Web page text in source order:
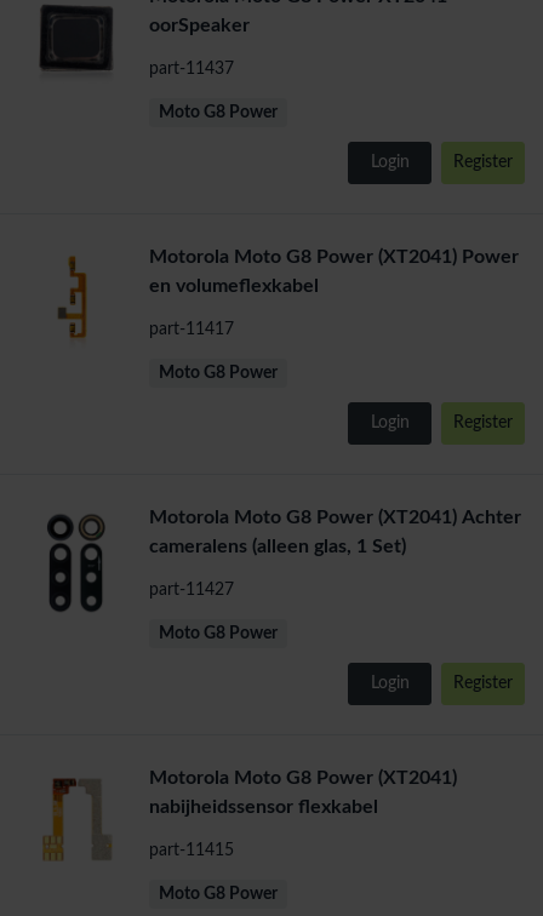
oorSpeaker
part-11437
Moto G8 Power
Login Register
Motorola Moto G8 Power (XT2041) Power
en volumeflexkabel
part-11417
Moto G8 Power
Login Register
Motorola Moto G8 Power (XT2041) Achter
cameralens (alleen glas, 1 Set)
part-11427
Moto G8 Power
Login Register
Motorola Moto G8 Power (XT2041)
nabijheidssensor flexkabel
part-11415
Moto G8 Power